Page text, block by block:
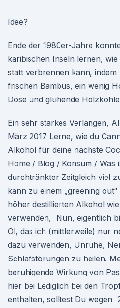
Idee?
Ende der 1980er-Jahre
karibischen Inseln lernen,
statt verbrennen kann, indem
frischen Bambus, ein wenig
Dose und glühende
Ein sehr starkes Verlangen,
März 2017 Lerne, wie du
Alkohol für deine nächste
Home / Blog / Konsum / Was
durchtränkter Zeitgleich viel
kann zu einem „greening out“
höher destillierten Alkohol
verwenden, Nun, eigentlich
Öl, das ich (mittlerweile) nur
dazu verwenden, Unruhe,
Schlafstörungen zu heilen.
beruhigende Wirkung von
hier bei Lediglich bei den
enthalten, solltest Du wegen